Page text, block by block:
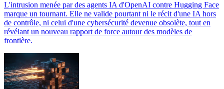
L'intrusion menée par des agents IA d'OpenAI contre Hugging Face
marque un tournant. Elle ne valide pourtant ni le récit d'une IA hors
de contrôle, ni celui d'une cybersécurité devenue obsolète, tout en
révélant un nouveau rapport de force autour des modèles de
frontière.